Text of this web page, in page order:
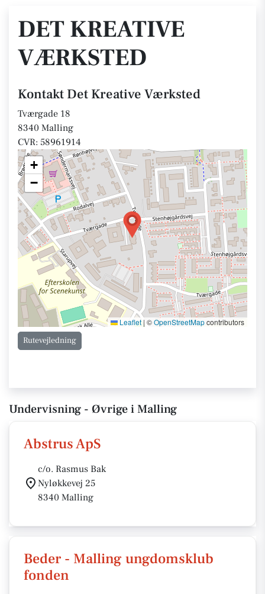
DET KREATIVE
VÆRKSTED
Kontakt Det Kreative Værksted
Tværgade 18
8340 Malling
CVR: 58961914
+
−
Leaflet | ©OpenStreetMapcontributors
Rutevejledning
Undervisning - Øvrige i Malling
Abstrus ApS
c/o. Rasmus Bak
Nyløkkevej 25
8340 Malling
Beder - Malling ungdomsklub
fonden